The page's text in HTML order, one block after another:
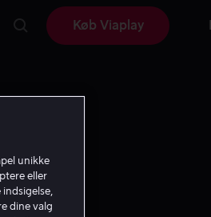
Køb Viaplay
unikke
eller
dine valg